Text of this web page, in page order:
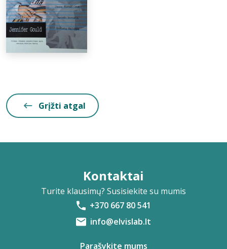
Grįžti atgal
Kontaktai
Turite klausimų? Susisiekite su mumis
+370 667 80 541
info@elvislab.lt
Parašykite mums